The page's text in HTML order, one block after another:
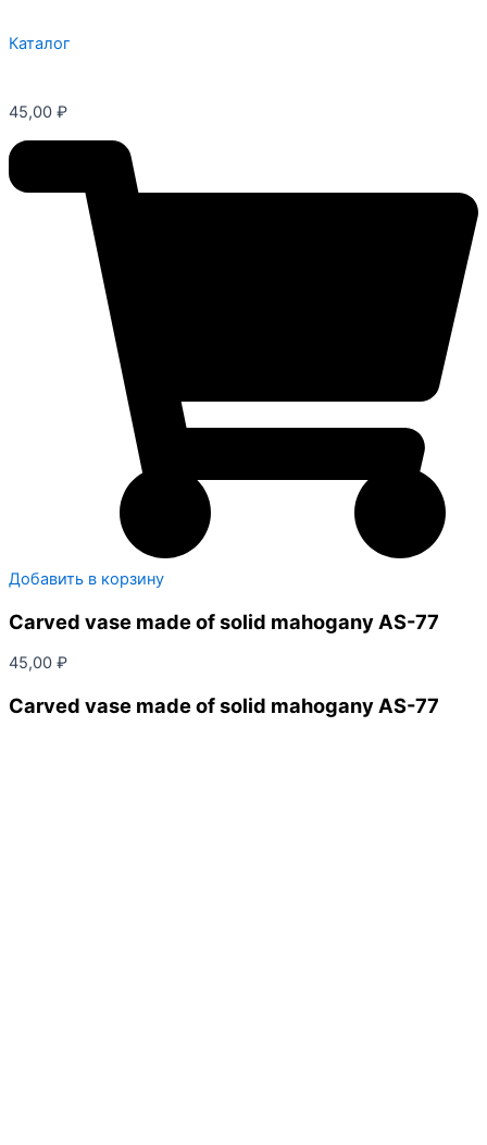
Каталог
45,00 ₽
Добавить в корзину
Carved vase made of solid mahogany AS-77
45,00 ₽
Carved vase made of solid mahogany AS-77